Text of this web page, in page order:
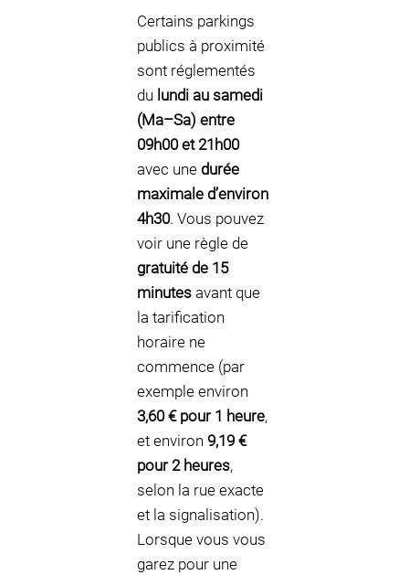
Certains parkings
publics à proximité
sont réglementés
du lundi au samedi
(Ma–Sa) entre
09h00 et 21h00
avec une durée
maximale d’environ
4h30. Vous pouvez
voir une règle de
gratuité de 15
minutes avant que
la tarification
horaire ne
commence (par
exemple environ
3,60 € pour 1 heure,
et environ 9,19 €
pour 2 heures,
selon la rue exacte
et la signalisation).
Lorsque vous vous
garez pour une